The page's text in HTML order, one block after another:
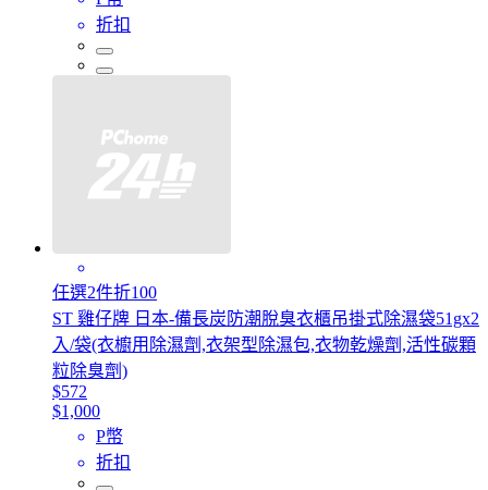
折扣
任選2件折100
ST 雞仔牌 日本-備長炭防潮脫臭衣櫃吊掛式除濕袋51gx2
入/袋(衣櫥用除濕劑,衣架型除濕包,衣物乾燥劑,活性碳顆
粒除臭劑)
$572
$1,000
P幣
折扣